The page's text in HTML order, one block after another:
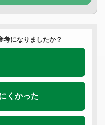
考になりましたか？
くかった